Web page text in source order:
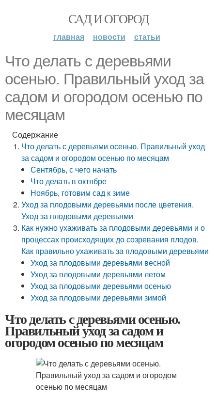
САД И ОГОРОД
главная новости статьи
Что делать с деревьями
осенью. Правильный уход за
садом и огородом осенью по
месяцам
Содержание
Что делать с деревьями осенью. Правильный уход
за садом и огородом осенью по месяцам
Сентябрь, с чего начать
Что делать в октябре
Ноябрь, готовим сад к зиме
Уход за плодовыми деревьями после цветения.
Уход за плодовыми деревьями
Как нужно ухаживать за плодовыми деревьями и о
процессах происходящих до созревания плодов.
Как правильно ухаживать за плодовыми деревьями
Уход за плодовыми деревьями весной
Уход за плодовыми деревьями летом
Уход за плодовыми деревьями осенью
Уход за плодовыми деревьями зимой
Что делать с деревьями осенью.
Правильный уход за садом и
огородом осенью по месяцам